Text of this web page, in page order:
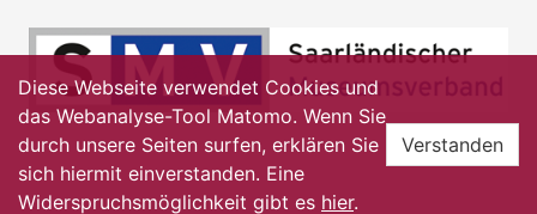
Diese Webseite verwendet Cookies und
das Webanalyse-Tool Matomo. Wenn Sie
durch unsere Seiten surfen, erklären Sie
sich hiermit einverstanden. Eine
Widerspruchsmöglichkeit gibt es hier.
Verstanden